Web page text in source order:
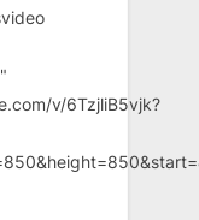
v/6TzjliB5vjk?